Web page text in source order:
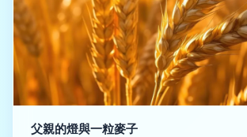
父親的燈與一粒麥子